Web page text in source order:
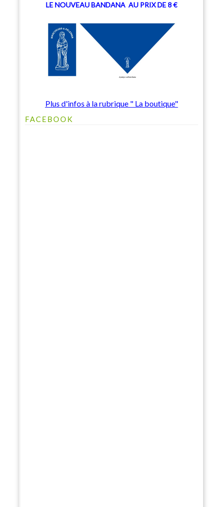
LE NOUVEAU BANDANA AU PRIX DE 8 €
Plus d'infos à la rubrique " La boutique"
FACEBOOK